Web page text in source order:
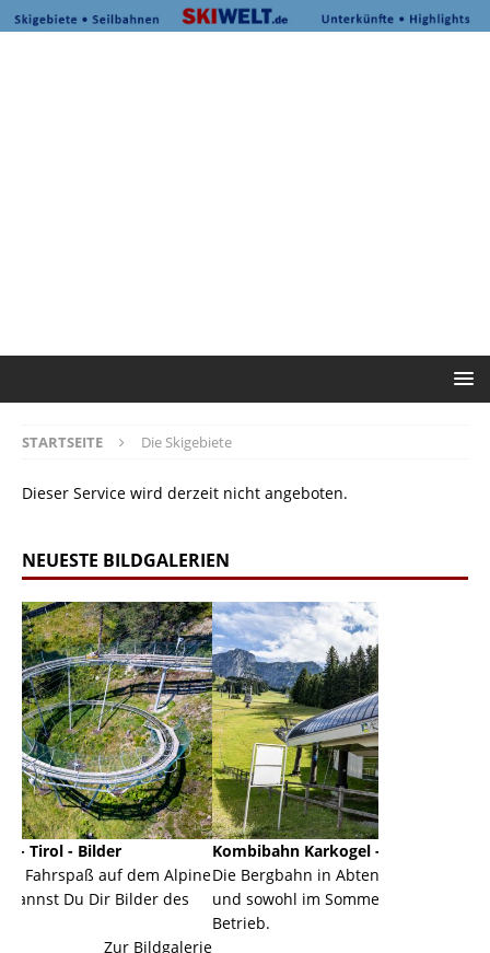
STARTSEITE Die Skigebiete
Dieser Service wird derzeit nicht angeboten.
NEUESTE BILDGALERIEN
Alpine
des
Kombibahn Karkogel - Abtenau - Salzburg
Die Bergbahn in Abtenau ist eine Kombibahn
und sowohl im Sommer als auch im Winter in